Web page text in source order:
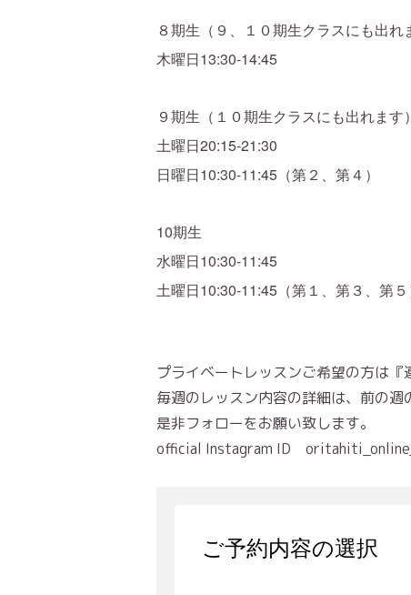
８期生（９、１０期生クラスにも出れ
木曜日13:30-14:45
９期生（１０期生クラスにも出れます）
土曜日20:15-21:30
日曜日10:30-11:45（第２、第４）
10期生
水曜日10:30-11:45
土曜日 10:30-11:45 （第１、第３、第５
プライベートレッスンご希望の方は『
毎週のレッスン内容の詳細は、前の
是非フォローをお願い致します。
official Instagram ID